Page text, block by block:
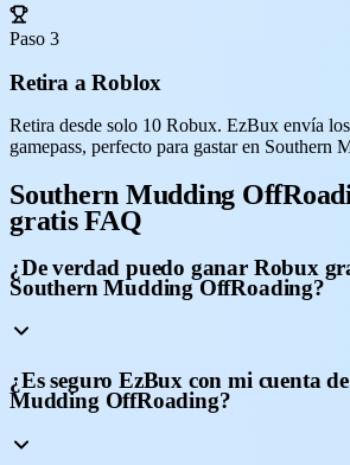
Paso 3
Retira a Roblox
Retira desde solo 10 Robux. EzBux envía
gamepass, perfecto para gastar en Southern
Southern Mudding
gratis FAQ
¿De verdad puedo ganar Robux
Southern Mudding OffRoading?
¿Es seguro EzBux con mi cuenta
Mudding OffRoading?